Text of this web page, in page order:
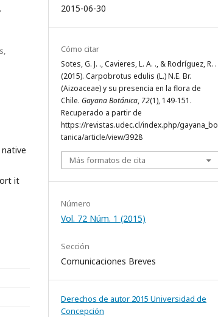
it
2015-06-30
Cómo citar
Sotes, G. J. ., Cavieres, L. A. ., & Rodríguez, R. .
(2015). Carpobrotus edulis (L.) N.E. Br.
(Aizoaceae) y su presencia en la flora de
Chile. Gayana Botánica, 72(1), 149-151.
Recuperado a partir de
https://revistas.udec.cl/index.php/gayana_bo
tanica/article/view/3928
Más formatos de cita
Número
Vol. 72 Núm. 1 (2015)
Sección
Comunicaciones Breves
Derechos de autor 2015 Universidad de
Concepción